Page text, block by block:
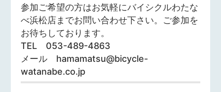
参加ご希望の方はお気軽にバイシクルわたな
べ浜松店までお問い合わせ下さい。ご参加を
お待ちしております。
TEL 053-489-4863
メール hamamatsu@bicycle-
watanabe.co.jp